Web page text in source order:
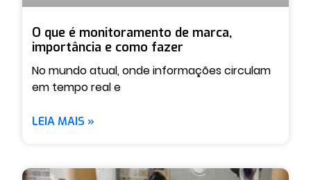
O que é monitoramento de marca,
importância e como fazer
No mundo atual, onde informações circulam
em tempo real e
LEIA MAIS »